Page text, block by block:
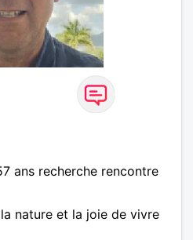
ans recherche rencontre
nature et la joie de vivre